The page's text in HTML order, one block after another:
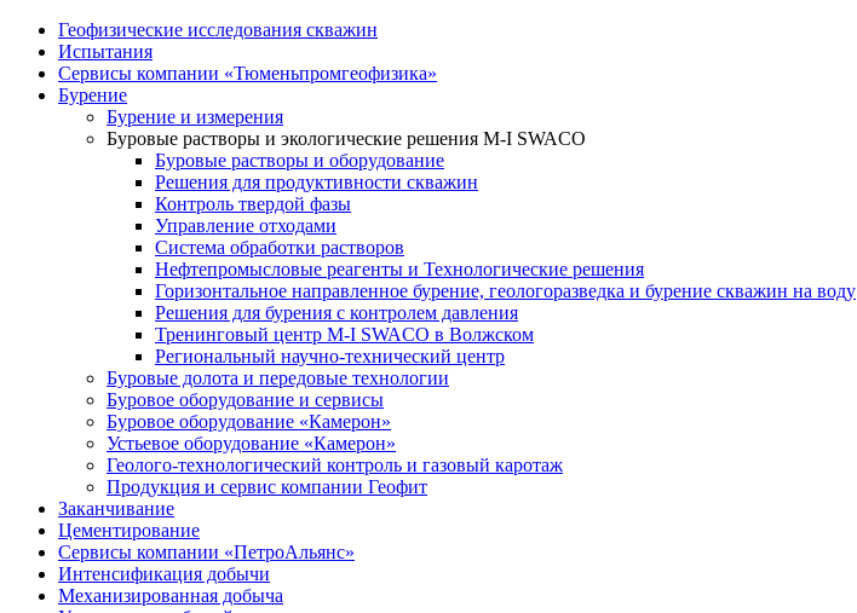
Геофизические исследования скважин
Испытания
Сервисы компании «Тюменьпромгеофизика»
Бурение
Бурение и измерения
Буровые растворы и экологические решения M-I SWACO
Буровые растворы и оборудование
Решения для продуктивности скважин
Контроль твердой фазы
Управление отходами
Система обработки растворов
Нефтепромысловые реагенты и Технологические решения
Горизонтальное направленное бурение, геологоразведка и бурение скважин на воду
Решения для бурения с контролем давления
Тренинговый центр M-I SWACO в Волжском
Региональный научно-технический центр
Буровые долота и передовые технологии
Буровое оборудование и сервисы
Буровое оборудование «Камерон»
Устьевое оборудование «Камерон»
Геолого-технологический контроль и газовый каротаж
Продукция и сервис компании Геофит
Заканчивание
Цементирование
Сервисы компании «ПетроАльянс»
Интенсификация добычи
Механизированная добыча